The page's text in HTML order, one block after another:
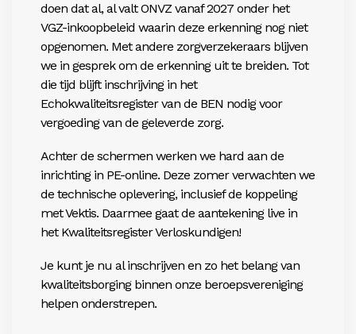
doen dat al, alvalt ONVZ vanaf 2027 onder het
VGZ-inkoopbeleid waarin deze erkenning nog niet
opgenomen. Met andere zorgverzekeraars blijven
we in gesprek om de erkenning uit te breiden. Tot
die tijd blijft inschrijving in het
Echokwaliteitsregister van de BEN nodig voor
vergoeding van de geleverde zorg.
Achter de schermen werken we hard aan de
inrichting in PE-online. Deze zomer verwachten we
de technische oplevering, inclusief de koppeling
met Vektis. Daarmee gaat de aantekeninglive in
het Kwaliteitsregister Verloskundigen!
Je kunt je nu alinschrijven en zo het belang van
kwaliteitsborging binnen onze beroepsvereniging
helpen onderstrepen.